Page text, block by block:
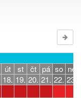
út st čt pá so ne
18. 19. 20. 21. 22. 23.